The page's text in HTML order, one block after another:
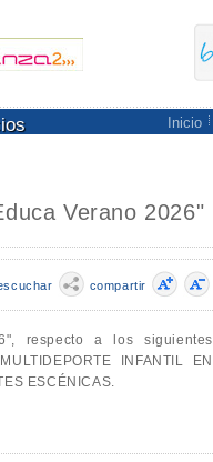
Inicio
Verano 2026"
compartir
respecto a los siguientes
INFANTIL EN
ESCÉNICAS.